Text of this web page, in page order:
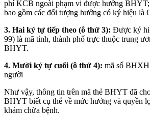
phí KCB ngoài phạm vi được hưởng
bao gồm các đối tượng hưởng có ký hiệu là
3. Hai ký tự tiếp theo (ô thứ 3): Được ký
99) là mã tỉnh, thành phố trực thuộc trung
BHYT.
4. Mười ký tự cuối (ô thứ 4): mã số
người
Như vậy, thông tin trên mã thẻ BHYT đã
BHYT biết cụ thể về mức hưởng và quyền
khám chữa bệnh.